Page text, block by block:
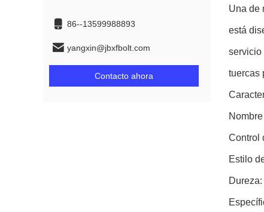
86--13599988893
yangxin@jbxfbolt.com
Contacto ahora
Una de
está
servicio
tuercas
Control
Estilo